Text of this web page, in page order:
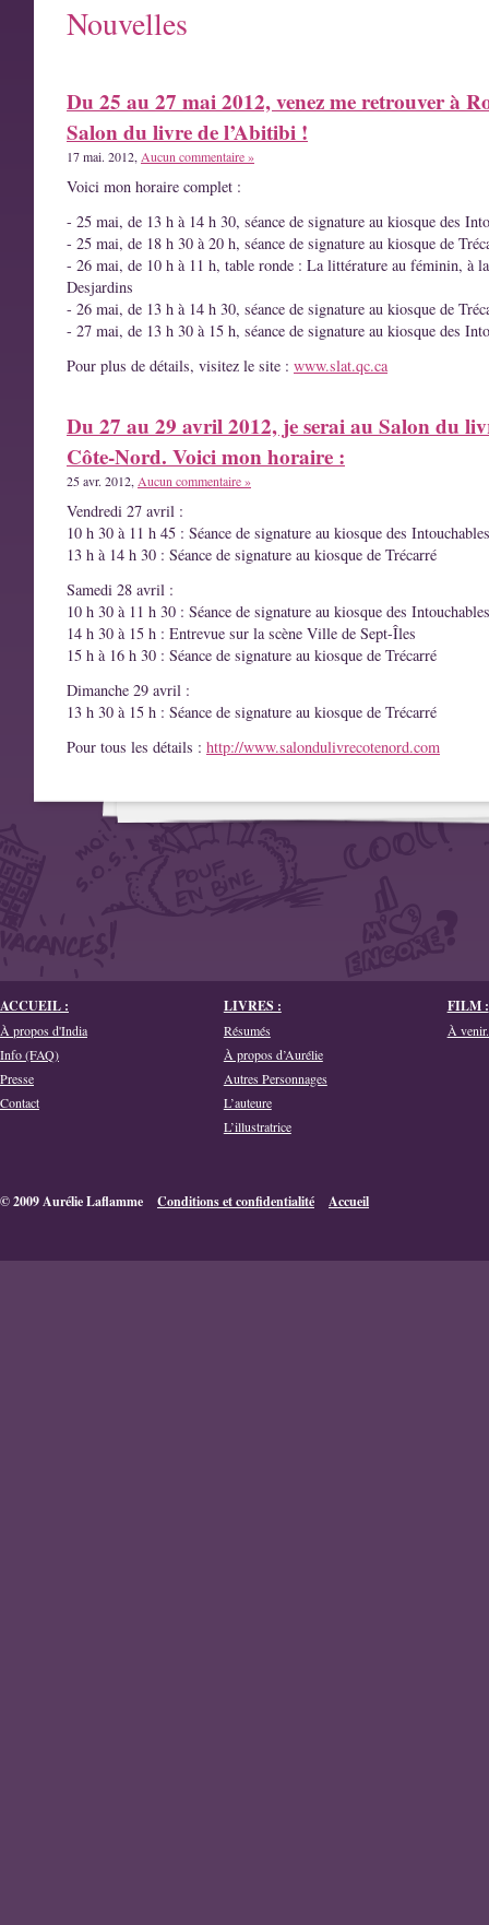
Nouvelles
Du 25 au 27 mai 2012, venez me retrouver à
Salon du livre de l’Abitibi !
17 mai. 2012, Aucun commentaire »
Voici mon horaire complet :
- 25 mai, de 13 h à 14 h 30, séance de signature au kiosque des
- 25 mai, de 18 h 30 à 20 h, séance de signature au kiosque de
- 26 mai, de 10 h à 11 h, table ronde : La littérature au féminin, à
Desjardins
- 26 mai, de 13 h à 14 h 30, séance de signature au kiosque de
- 27 mai, de 13 h 30 à 15 h, séance de signature au kiosque des
Pour plus de détails, visitez le site : www.slat.qc.ca
Du 27 au 29 avril 2012, je serai au Salon du
Côte-Nord. Voici mon horaire :
25 avr. 2012, Aucun commentaire »
Vendredi 27 avril :
10 h 30 à 11 h 45 : Séance de signature au kiosque des Intouchables
13 h à 14 h 30 : Séance de signature au kiosque de Trécarré
Samedi 28 avril :
10 h 30 à 11 h 30 : Séance de signature au kiosque des Intouchables
14 h 30 à 15 h : Entrevue sur la scène Ville de Sept-Îles
15 h à 16 h 30 : Séance de signature au kiosque de Trécarré
Dimanche 29 avril :
13 h 30 à 15 h : Séance de signature au kiosque de Trécarré
Pour tous les détails : http://www.salondulivrecotenord.com
ACCUEIL :
À propos d'India
Info (FAQ)
Presse
Contact
LIVRES :
Résumés
À propos d’Aurélie
Autres Personnages
L’auteure
L’illustratrice
FILM :
À
© 2009 Aurélie Laflamme Conditions et confidentialité Accueil